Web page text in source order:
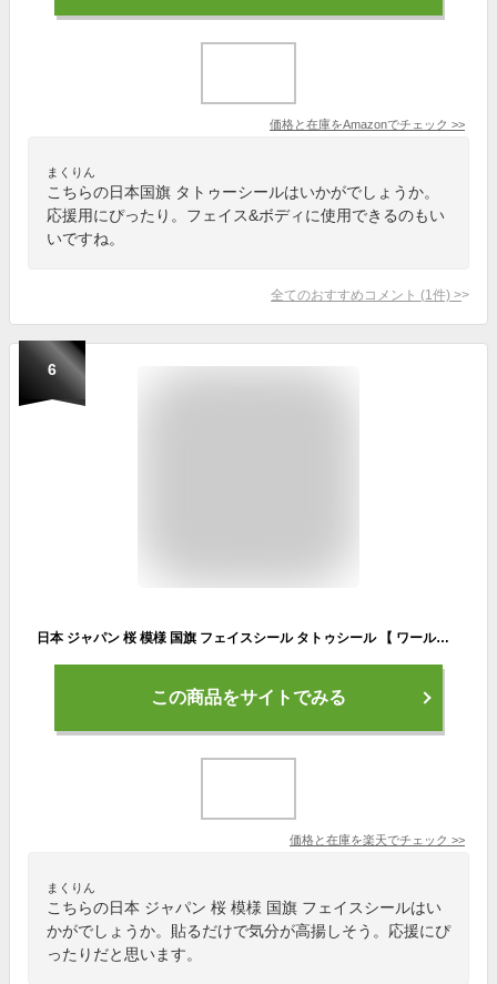
価格と在庫をAmazonでチェック >>
まくりん
こちらの日本国旗 タトゥーシールはいかがでしょうか。
応援用にぴったり。フェイス&ボディに使用できるのもい
いですね。
全てのおすすめコメント (1 件) >
6
日本 ジャパン 桜 模様 国旗 フェイスシール タトゥシール 【 ワールド対応ステッカー ☆ サッカー・野球 ラグビー 代表応援グッズ♪
この商品をサイトでみる
価格と在庫を楽天でチェック >>
まくりん
こちらの日本 ジャパン 桜 模様 国旗 フェイスシールはい
かがでしょうか。貼るだけで気分が高揚しそう。応援にぴ
ったりだと思います。